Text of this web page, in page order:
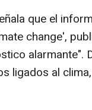
que el
change',
alarmante".
ligados al